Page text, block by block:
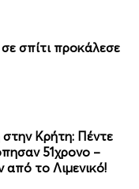
σπίτι προκάλεσε
στην Κρήτη: Πέντε
51χρονο –
από το Λιμενικό!